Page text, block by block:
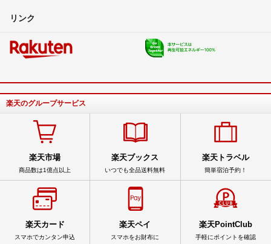
リンク
楽天のグループサービス
楽天市場
商品数は1億点以上
楽天ブックス
いつでも全品送料無料
楽天トラベル
簡単宿泊予約！
楽天カード
スマホでカンタン申込
楽天ペイ
スマホをお財布に
楽天PointClub
手軽にポイントを確認